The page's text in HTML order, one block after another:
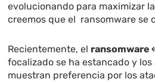
evolucionando para maximizar
creemos que el ransomware se
Recientemente, el ransomware
focalizado se ha estancado y
muestran preferencia por los